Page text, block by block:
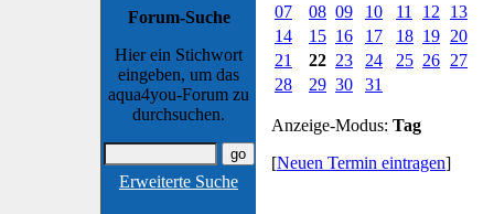
Forum-Suche
Hier ein Stichwort
eingeben, um das
aqua4you-Forum zu
durchsuchen.
Erweiterte Suche
07
08 09 10 11 12
13
14
15 16 17 18 19 20
21
22 23 24 25 26 27
28
29 30 31
Anzeige-Modus: Tag
[Neuen Termin eintragen]